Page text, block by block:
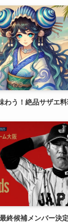
わう！絶品サザエ
終候補メンバー決